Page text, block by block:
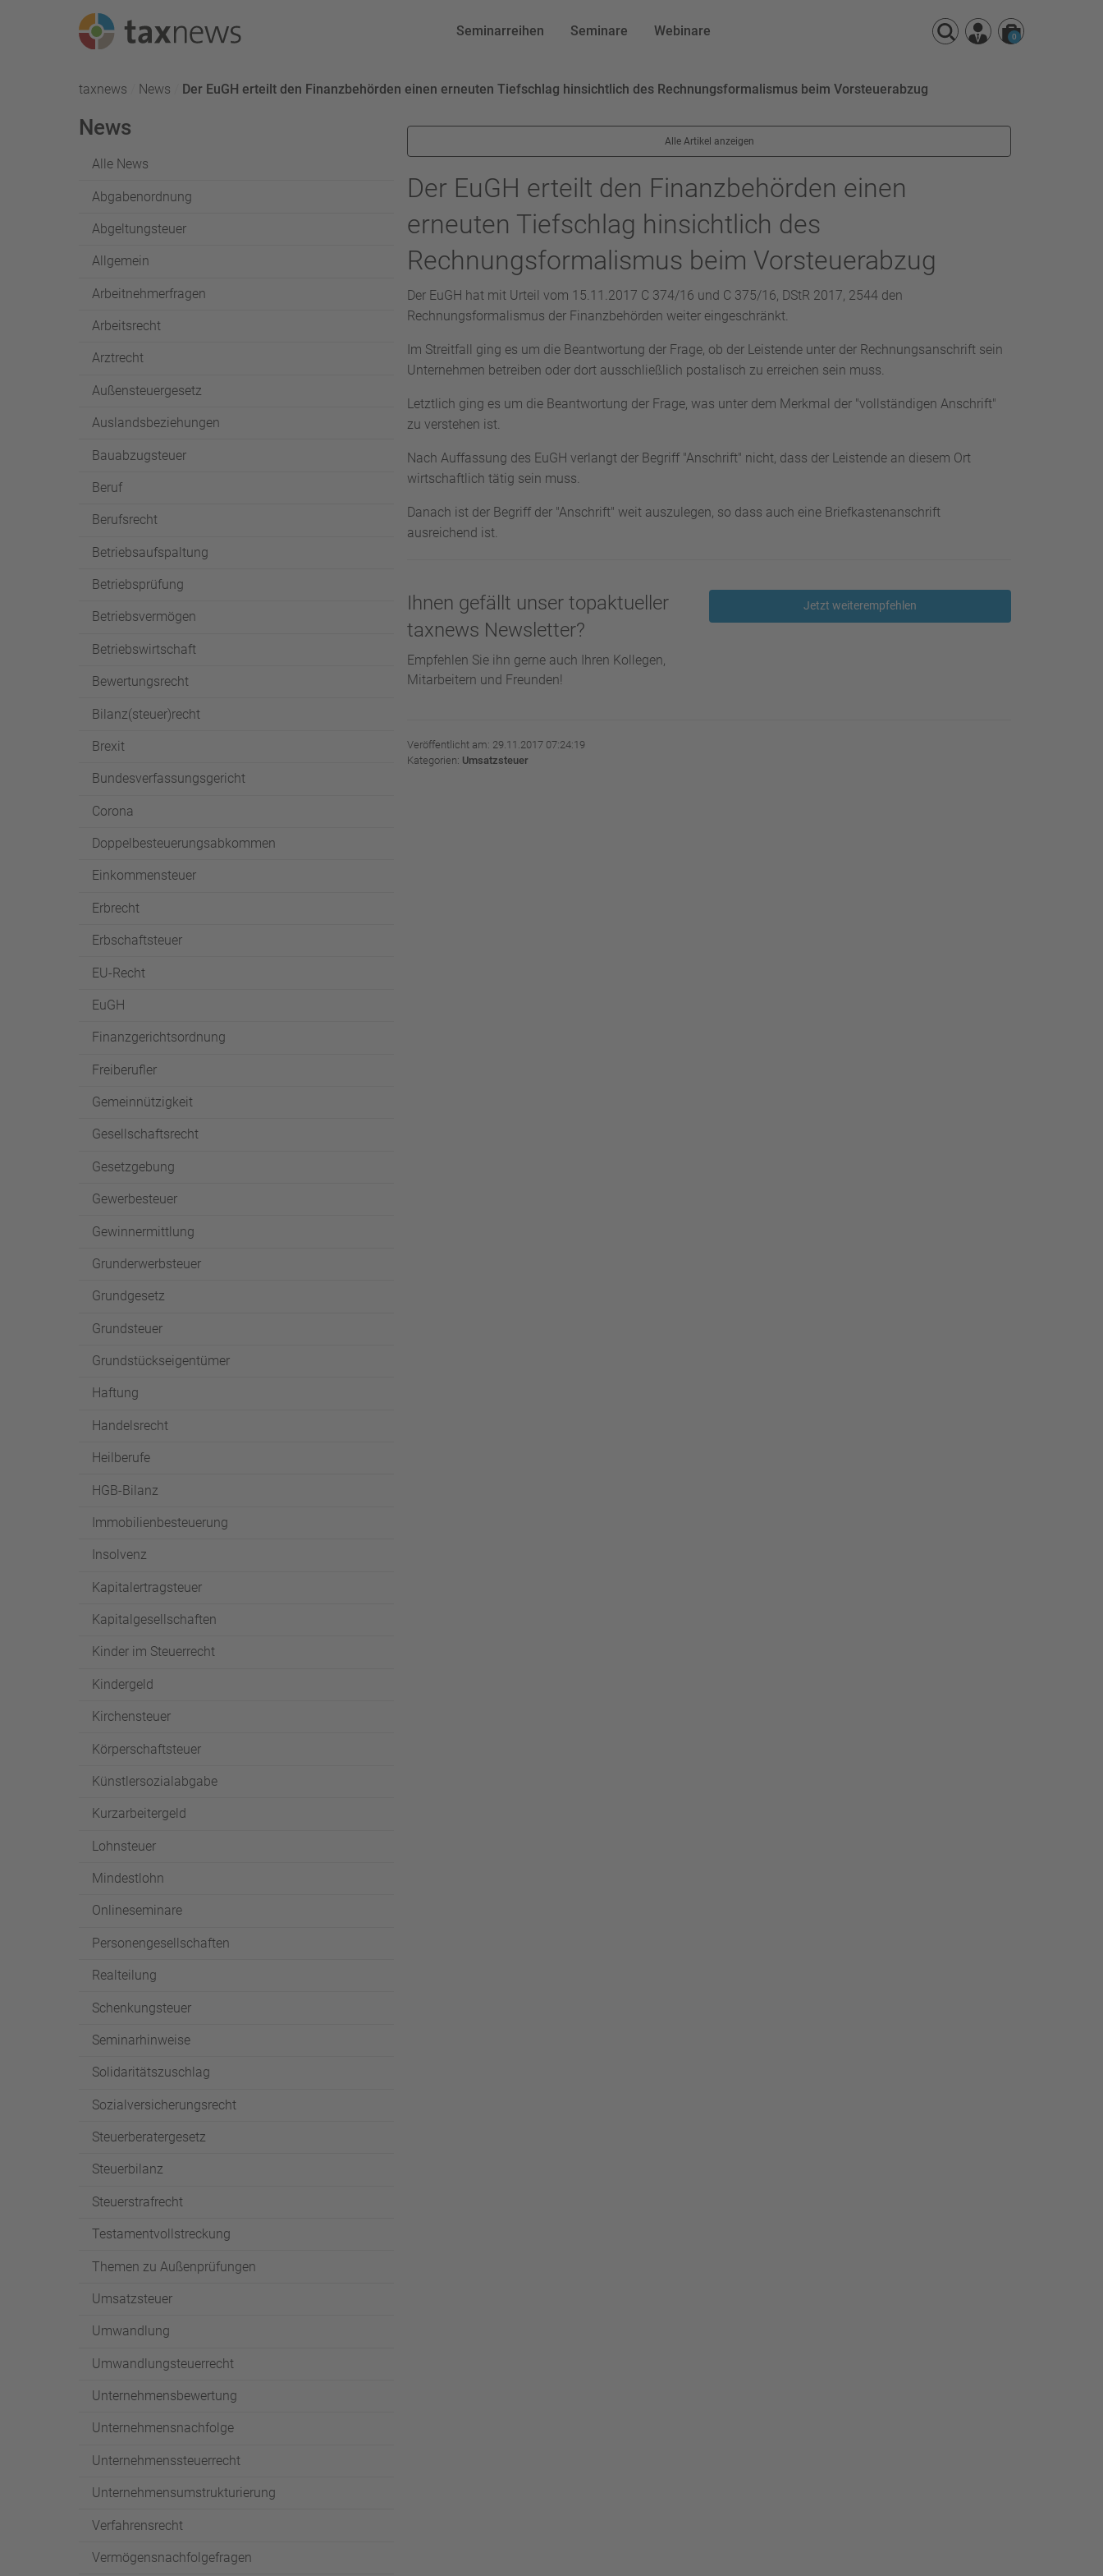
Seminarreihen Seminare Webinare 0
taxnews News Aktuell:
Der EuGH erteilt den Finanzbehörden einen erneuten Tiefschlag hinsichtlich des Rechnungsformalismus beim Vorsteuerabzug
News
Alle News
Abgabenordnung
Abgeltungsteuer
Allgemein
Arbeitnehmerfragen
Arbeitsrecht
Arztrecht
Außensteuergesetz
Auslandsbeziehungen
Bauabzugsteuer
Beruf
Berufsrecht
Betriebsaufspaltung
Betriebsprüfung
Betriebsvermögen
Betriebswirtschaft
Bewertungsrecht
Bilanz(steuer)recht
Brexit
Bundesverfassungsgericht
Corona
Doppelbesteuerungsabkommen
Einkommensteuer
Erbrecht
Erbschaftsteuer
EU-Recht
EuGH
Finanzgerichtsordnung
Freiberufler
Gemeinnützigkeit
Gesellschaftsrecht
Gesetzgebung
Gewerbesteuer
Gewinnermittlung
Grunderwerbsteuer
Grundgesetz
Grundsteuer
Grundstückseigentümer
Haftung
Handelsrecht
Heilberufe
HGB-Bilanz
Immobilienbesteuerung
Insolvenz
Kapitalertragsteuer
Kapitalgesellschaften
Kinder im Steuerrecht
Kindergeld
Kirchensteuer
Körperschaftsteuer
Künstlersozialabgabe
Kurzarbeitergeld
Lohnsteuer
Mindestlohn
Onlineseminare
Personengesellschaften
Realteilung
Schenkungsteuer
Seminarhinweise
Solidaritätszuschlag
Sozialversicherungsrecht
Steuerberatergesetz
Steuerbilanz
Steuerstrafrecht
Testamentvollstreckung
Themen zu Außenprüfungen
Umsatzsteuer
Umwandlung
Umwandlungsteuerrecht
Unternehmensbewertung
Unternehmensnachfolge
Unternehmenssteuerrecht
Unternehmensumstrukturierung
Verfahrensrecht
Vermögensnachfolgefragen
Alle Artikel anzeigen
Der EuGH erteilt den Finanzbehörden einen
erneuten Tiefschlag hinsichtlich des
Rechnungsformalismus beim Vorsteuerabzug
Der EuGH hat mit Urteil vom 15.11.2017 C 374/16 und C 375/16, DStR 2017, 2544 den
Rechnungsformalismus der Finanzbehörden weiter eingeschränkt.
Im Streitfall ging es um die Beantwortung der Frage, ob der Leistende unter der Rechnungsanschrift sein
Unternehmen betreiben oder dort ausschließlich postalisch zu erreichen sein muss.
Letztlich ging es um die Beantwortung der Frage, was unter dem Merkmal der "vollständigen Anschrift"
zu verstehen ist.
Nach Auffassung des EuGH verlangt der Begriff "Anschrift" nicht, dass der Leistende an diesem Ort
wirtschaftlich tätig sein muss.
Danach ist der Begriff der "Anschrift" weit auszulegen, so dass auch eine Briefkastenanschrift
ausreichend ist.
Ihnen gefällt unser topaktueller
taxnews Newsletter?
Empfehlen Sie ihn gerne auch Ihren Kollegen,
Mitarbeitern und Freunden!
Jetzt weiterempfehlen
Veröffentlicht am: 29.11.2017 07:24:19
Kategorien: Umsatzsteuer